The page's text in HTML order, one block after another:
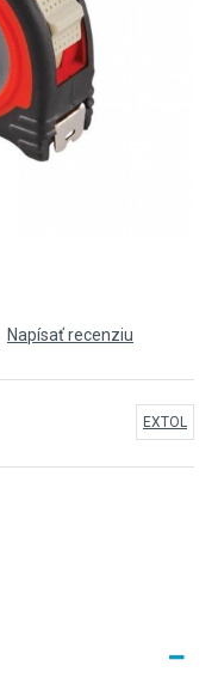
Napísať recenziu
EXTOL